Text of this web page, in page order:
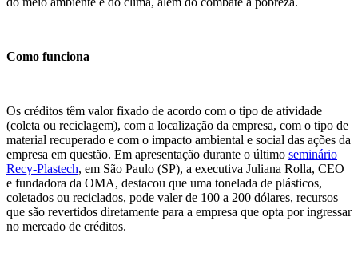
Como funciona
Os créditos têm valor fixado de acordo com o tipo de atividade
(coleta ou reciclagem), com a localização da empresa, com o tipo de
material recuperado e com o impacto ambiental e social das ações da
empresa em questão. Em apresentação durante o último seminário
Recy-Plastech, em São Paulo (SP), a executiva Juliana Rolla, CEO
e fundadora da OMA, destacou que uma tonelada de plásticos,
coletados ou reciclados, pode valer de 100 a 200 dólares, recursos
que são revertidos diretamente para a empresa que opta por ingressar
no mercado de créditos.